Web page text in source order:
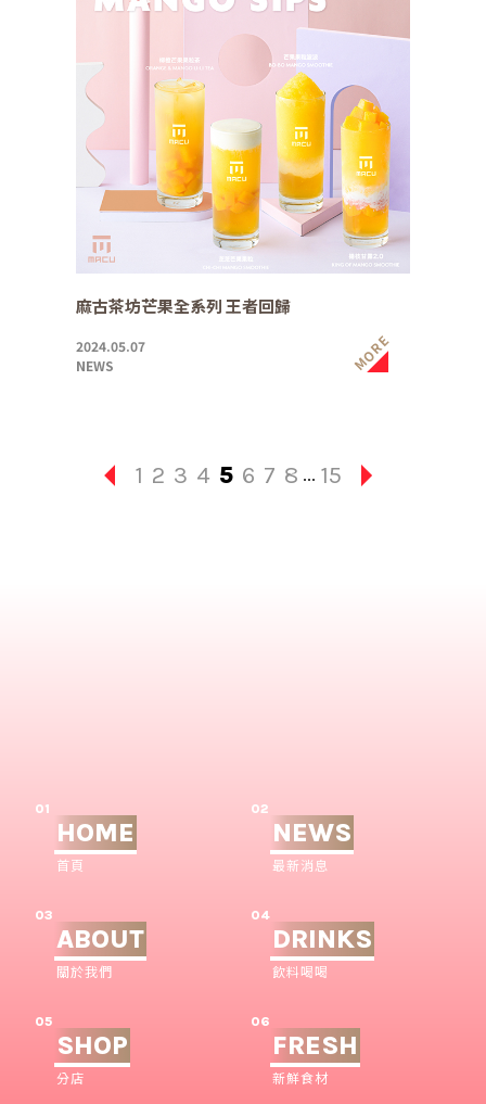
麻古茶坊芒果全系列 王者回歸
2024.05.07
NEWS
MORE
1 2 3 4 5 6 7 8 ... 15
01
HOME
首頁
02
NEWS
最新消息
03
ABOUT
關於我們
04
DRINKS
飲料喝喝
05
SHOP
分店
06
FRESH
新鮮食材